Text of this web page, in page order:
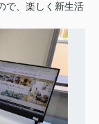
で、楽しく新生活